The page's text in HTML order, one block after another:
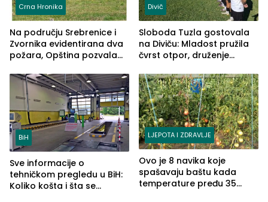
Crna Hronika
Na području Srebrenice i
Zvornika evidentirana dva
požara, Opština pozvala
Divič
Sloboda Tuzla gostovala
na Diviču: Mladost pružila
čvrst otpor, druženje
jezera
BiH
Sve informacije o
tehničkom pregledu u BiH:
Koliko košta i šta se
LJEPOTA I ZDRAVLJE
Ovo je 8 navika koje
spašavaju baštu kada
temperature pređu 35